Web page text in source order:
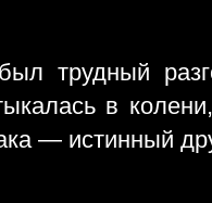
трудный
в
— истинный